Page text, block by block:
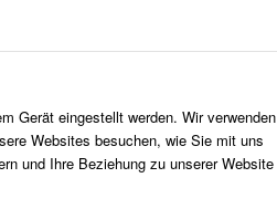
Gerät eingestellt werden. Wir verwenden
Websites besuchen, wie Sie mit uns
und Ihre Beziehung zu unserer Website